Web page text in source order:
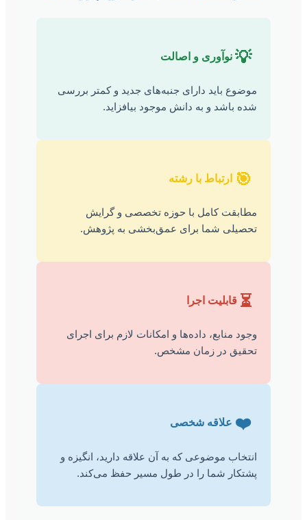
💡 نوآوری و اصالت
موضوع باید دارای جنبه‌های جدید و کمتر بررسی
شده باشد و به دانش موجود بیافزاید.
🎯 ارتباط با رشته
مطابقت کامل با حوزه تخصصی و گرایش
تحصیلی شما برای عمق‌بخشی به پژوهش.
⏳ قابلیت اجرا
وجود منابع، داده‌ها و امکانات لازم برای اجرای
تحقیق در زمان مشخص.
❤️ علاقه شخصی
انتخاب موضوعی که به آن علاقه دارید، انگیزه و
پشتکار شما را در طول مسیر حفظ می‌کند.